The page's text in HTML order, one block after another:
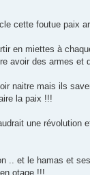
cette foutue paix
en miettes à
avoir des armes et
naitre mais ils
la paix !!!
une révolution
.. et le hamas et
otage !!!